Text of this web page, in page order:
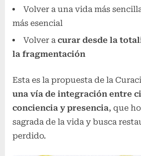
Volver a una vida más
más esencial
Volver a curar desde la
la fragmentación
Esta es la propuesta de la
una vía de integración entre
conciencia y presencia, que
sagrada de la vida y busca
perdido.